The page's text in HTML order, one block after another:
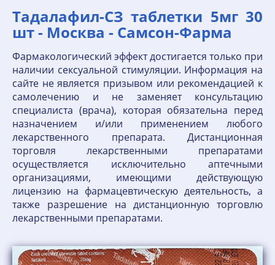
Тадалафил-СЗ таблетки 5мг 30
шт - Москва - Самсон-Фарма
Фармакологический эффект достигается только при
наличии сексуальной стимуляции. Информация на
сайте не является призывом или рекомендацией к
самолечению и не заменяет консультацию
специалиста (врача), которая обязательна перед
назначением и/или применением любого
лекарственного препарата. Дистанционная
торговля лекарственными препаратами
осуществляется исключительно аптечными
организациями, имеющими действующую
лицензию на фармацевтическую деятельность, а
также разрешение на дистанционную торговлю
лекарственными препаратами.